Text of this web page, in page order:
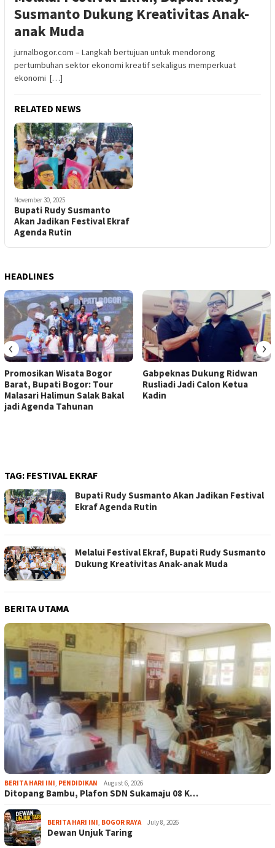
Susmanto Dukung Kreativitas Anak-
anak Muda
jurnalbogor.com – Langkah bertujuan untuk mendorong
pertumbuhan sektor ekonomi kreatif sekaligus memperkuat
ekonomi […]
RELATED NEWS
November 30, 2025
Bupati Rudy Susmanto
Akan Jadikan Festival Ekraf
Agenda Rutin
HEADLINES
Promosikan Wisata Bogor
Barat, Bupati Bogor: Tour
Malasari Halimun Salak Bakal
jadi Agenda Tahunan
Gabpeknas Dukung Ridwan
Rusliadi Jadi Calon Ketua
Kadin
‹ ›
TAG: FESTIVAL EKRAF
Bupati Rudy Susmanto Akan Jadikan Festival
Ekraf Agenda Rutin
Melalui Festival Ekraf, Bupati Rudy Susmanto
Dukung Kreativitas Anak-anak Muda
BERITA UTAMA
BERITA HARI INI, PENDIDIKAN August 6, 2026
Ditopang Bambu, Plafon SDN Sukamaju 08 K…
BERITA HARI INI, BOGOR RAYA July 8, 2026
Dewan Unjuk Taring